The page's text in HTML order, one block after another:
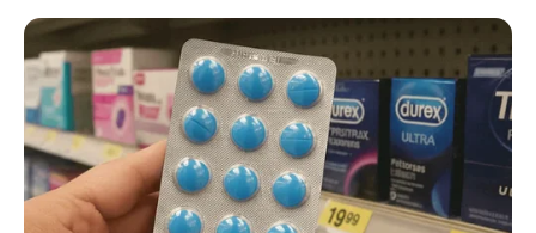
HOME
INSPIRASI
STYLE
FILM &
SERIES
NGAKAK
QUOTES
HYPE
MORE